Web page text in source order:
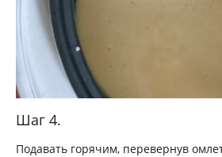
Шаг 4.
Подавать горячим, перевернув